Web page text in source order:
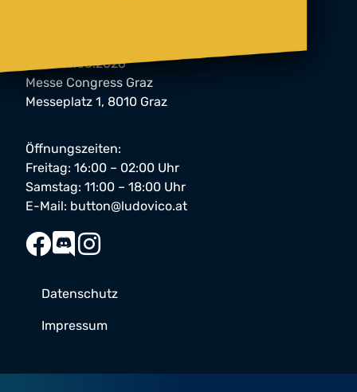
06. & 07.03.2026
Messe Congress Graz
Messeplatz 1, 8010 Graz
Öffnungszeiten:
Freitag: 16:00 – 02:00 Uhr
Samstag: 11:00 – 18:00 Uhr
E-Mail: button@ludovico.at
Datenschutz
Impressum